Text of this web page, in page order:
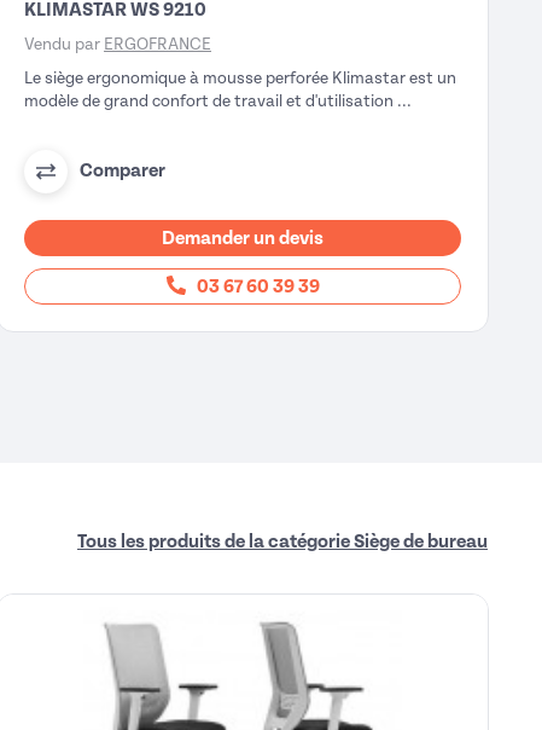
KLIMASTAR WS 9210
Vendu par ERGOFRANCE
Le siège ergonomique à mousse perforée Klimastar est un
modèle de grand confort de travail et d'utilisation ...
Comparer
Demander un devis
03 67 60 39 39
Tous les produits de la catégorie Siège de bureau